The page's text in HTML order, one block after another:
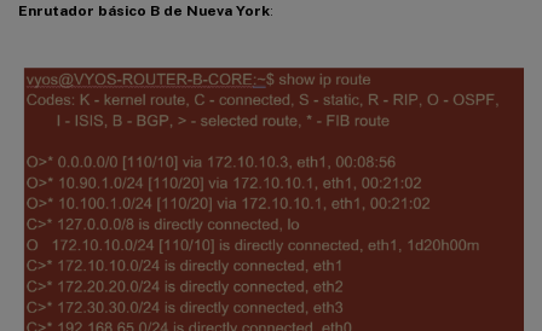
Enrutador básico B de Nueva York: